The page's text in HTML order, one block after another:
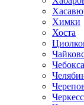
Химки
Хоста